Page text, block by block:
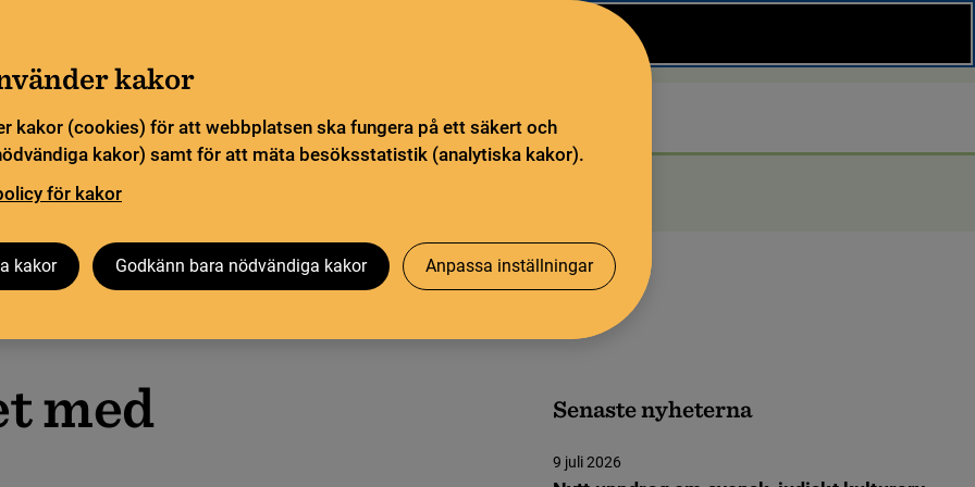
kakor
kakor (cookies) för att webbplatsen ska fungera på ett säkert och
kakor) samt för att mäta besöksstatistik (analytiska kakor).
för kakor
kakor Godkänn bara nödvändiga kakor Anpassa inställningar
Pliktleverans och ISBN Söktjänster
Besök oss
med
Senaste nyheterna
9 juli 2026